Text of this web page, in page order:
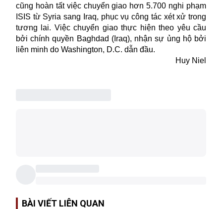
cũng hoàn tất việc chuyển giao hơn 5.700 nghi phạm
ISIS từ Syria sang Iraq, phục vụ công tác xét xử trong
tương lai. Việc chuyển giao thực hiện theo yêu cầu
bởi chính quyền Baghdad (Iraq), nhận sự ủng hộ bởi
liên minh do Washington, D.C. dẫn đầu.
Huy Niel
BÀI VIẾT LIÊN QUAN